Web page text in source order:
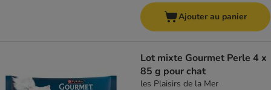
Ajouter au panier
Lot mixte Gourmet Perle 4 x
85 g pour chat
les Plaisirs de la Mer